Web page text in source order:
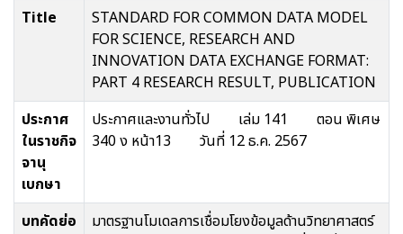
Title
STANDARD FOR COMMON DATA MODEL
FOR SCIENCE, RESEARCH AND
INNOVATION DATA EXCHANGE FORMAT:
PART 4 RESEARCH RESULT, PUBLICATION
ประกาศ
ในราชกิจ
จานุ
เบกษา
ประกาศและงานทั่วไป เล่ม 141 ตอน พิเศษ
340 ง หน้า13 วันที่ 12 ธ.ค. 2567
บทคัดย่อ
มาตรฐานโมเดลการเชื่อมโยงข้อมูลด้านวิทยาศาสตร์